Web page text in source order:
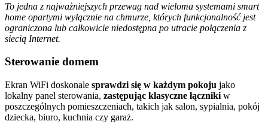
To jedna z najważniejszych przewag nad wieloma systemami smart
home opartymi wyłącznie na chmurze, których funkcjonalność jest
ograniczona lub całkowicie niedostępna po utracie połączenia z
siecią Internet.
Sterowanie domem
Ekran WiFi doskonale sprawdzi się w każdym pokoju jako
lokalny panel sterowania, zastępując klasyczne łączniki w
poszczególnych pomieszczeniach, takich jak salon, sypialnia, pokój
dziecka, biuro, kuchnia czy garaż.